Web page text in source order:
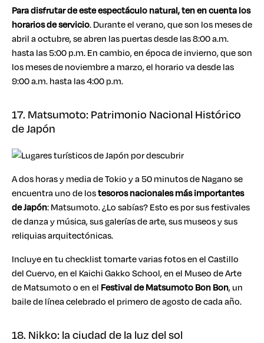
Para disfrutar de este espectáculo natural, ten en cuenta los
horarios de servicio. Durante el verano, que son los meses de
abril a octubre, se abren las puertas desde las 8:00 a.m.
hasta las 5:00 p.m. En cambio, en época de invierno, que son
los meses de noviembre a marzo, el horario va desde las
9:00 a.m. hasta las 4:00 p.m.
17. Matsumoto: Patrimonio Nacional Histórico
de Japón
A dos horas y media de Tokio y a 50 minutos de Nagano se
encuentra uno de lostesoros nacionales más importantes
de Japón: Matsumoto. ¿Lo sabías? Esto es por sus festivales
de danza y música, sus galerías de arte, sus museos y sus
reliquias arquitectónicas.
Incluye en tu checklist tomarte varias fotos en el Castillo
del Cuervo, en el Kaichi Gakko School, en el Museo de Arte
de Matsumoto o en el Festival de Matsumoto Bon Bon, un
baile de línea celebrado el primero de agosto de cada año.
18. Nikko: la ciudad de la luz del sol